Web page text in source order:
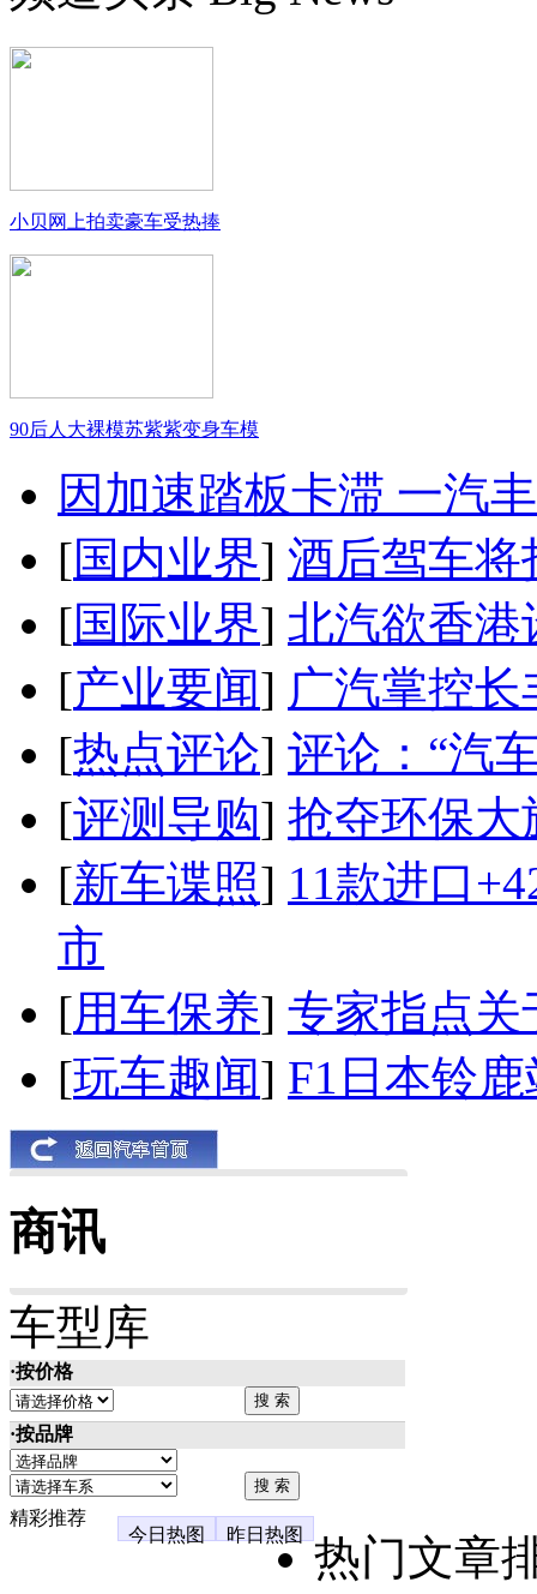
小贝网上拍卖豪车受热捧
90后人大裸模苏紫紫变身车模
因加速踏板卡滞 一汽
[国内业界] 酒后驾车将
[国际业界] 北汽欲香港
[产业要闻] 广汽掌控
[热点评论] 评论：“汽
[评测导购] 抢夺环保大
[新车谍照] 11款进口
市
[用车保养] 专家指点关
[玩车趣闻] F1日本铃
商讯
车型库
·按价格
·按品牌
精彩推荐
今日热图
昨日热图
热门文章